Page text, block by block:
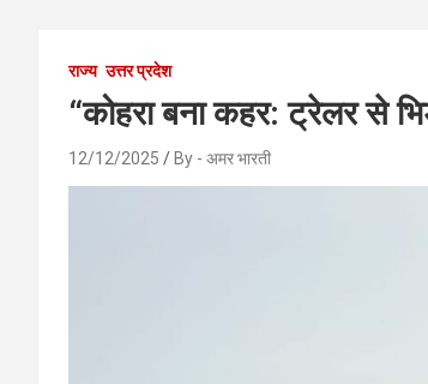
राज्य उत्तर प्रदेश
“कोहरा बना कहर: ट्रेलर से
12/12/2025 By - अमर भारती